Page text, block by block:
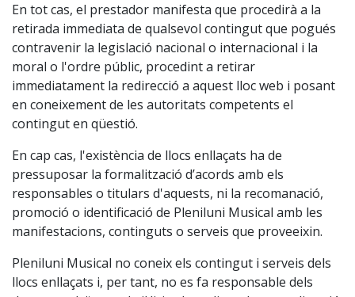
En tot cas, el prestador manifesta que procedirà a la
retirada immediata de qualsevol contingut que pogués
contravenir la legislació nacional o internacional i la
moral o l'ordre públic, procedint a retirar
immediatament la redirecció a aquest lloc web i posant
en coneixement de les autoritats competents el
contingut en qüestió.
En cap cas, l'existència de llocs enllaçats ha de
pressuposar la formalització d’acords amb els
responsables o titulars d'aquests, ni la recomanació,
promoció o identificació de Pleniluni Musical amb les
manifestacions, continguts o serveis que proveeixin.
Pleniluni Musical no coneix els contingut i serveis dels
llocs enllaçats i, per tant, no es fa responsable dels